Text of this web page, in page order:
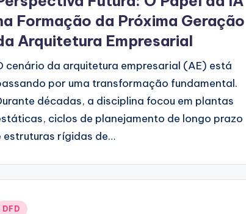
Formação da Próxima Geração
Arquitetura Empresarial
cenário da arquitetura empresarial (AE) está
por uma transformação fundamental.
décadas, a disciplina focou em plantas
ciclos de planejamento de longo prazo
estruturas rígidas de…
DFD